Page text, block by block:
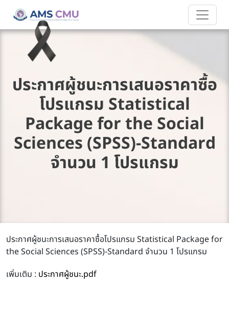
ประกาศผู้ชนะการเสนอราคาซื้อ
โปรแกรม Statistical
Package for the Social
Sciences (SPSS)-Standard
จำนวน 1 โปรแกรม
ประกาศผู้ชนะการเสนอราคาซื้อโปรแกรม Statistical Package for
the Social Sciences (SPSS)-Standard จำนวน 1 โปรแกรม
เพิ่มเติม : ประกาศผู้ชนะ.pdf